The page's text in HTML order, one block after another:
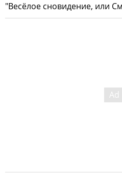
"Весёлое сновидение, или